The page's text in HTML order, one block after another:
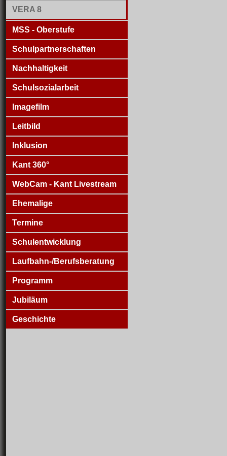
VERA 8
MSS - Oberstufe
Schulpartnerschaften
Nachhaltigkeit
Schulsozialarbeit
Imagefilm
Leitbild
Inklusion
Kant 360°
WebCam - Kant Livestream
Ehemalige
Termine
Schulentwicklung
Laufbahn-/Berufsberatung
Programm
Jubiläum
Geschichte